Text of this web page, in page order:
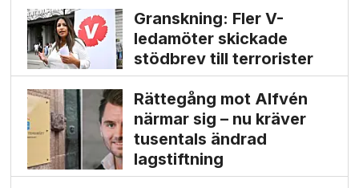
Granskning: Fler V-
ledamöter skickade
stödbrev till terrorister
Rättegång mot Alfvén
närmar sig – nu kräver
tusentals ändrad
lagstiftning